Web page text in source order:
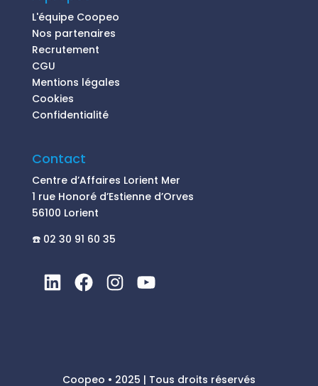
L'équipe Coopeo
Nos partenaires
Recrutement
CGU
Mentions légales
Cookies
Confidentialité
Contact
Centre d’Affaires Lorient Mer
1 rue Honoré d’Estienne d’Orves
56100 Lorient
☎️ 02 30 91 60 35
Coopeo • 2025 | Tous droits réservés